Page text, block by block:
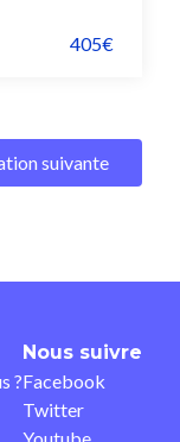
405€
suivante
?
Nous suivre
Facebook
Twitter